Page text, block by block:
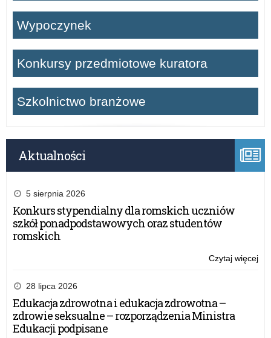
Wypoczynek
Konkursy przedmiotowe kuratora
Szkolnictwo branżowe
Aktualności
5 sierpnia 2026
Konkurs stypendialny dla romskich uczniów
szkół ponadpodstawowych oraz studentów
romskich
Czytaj więcej
28 lipca 2026
Edukacja zdrowotna i edukacja zdrowotna –
zdrowie seksualne – rozporządzenia Ministra
Edukacji podpisane